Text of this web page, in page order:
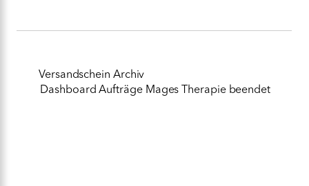
Versandschein Archiv
Dashboard Aufträge Mages Therapie beendet